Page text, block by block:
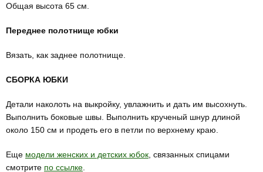
Общая высота 65 см.
Переднее полотнище юбки
Вязать, как заднее полотнище.
СБОРКА ЮБКИ
Детали наколоть на выкройку, увлажнить и дать им высохнуть.
Выполнить боковые швы. Выполнить крученый шнур дли­ной
около 150 см и продеть его в петли по верхнему краю.
Еще модели женских и детских юбок , связанных спицами
смотрите по ссылке